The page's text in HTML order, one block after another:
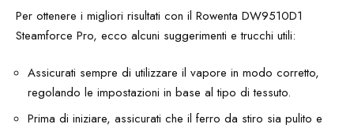
Per ottenere i migliori risultati con il Rowenta DW9510D1
Steamforce Pro, ecco alcuni suggerimenti e trucchi utili:
Assicurati sempre di utilizzare il vapore in modo corretto,
regolando le impostazioni in base al tipo di tessuto.
Prima di iniziare, assicurati che il ferro da stiro sia pulito e